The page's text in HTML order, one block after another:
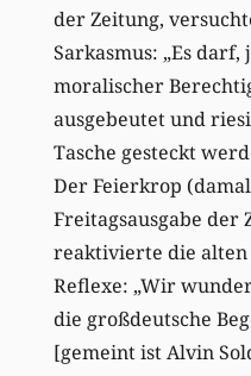
der Zeitung,
Sarkasmus: „Es
moralischer
ausgebeutet und
Tasche gesteckt
Der Feierkrop
Freitagsausgabe der
reaktivierte die alten
Reflexe: „Wir
die großdeutsche
[gemeint ist Alvin